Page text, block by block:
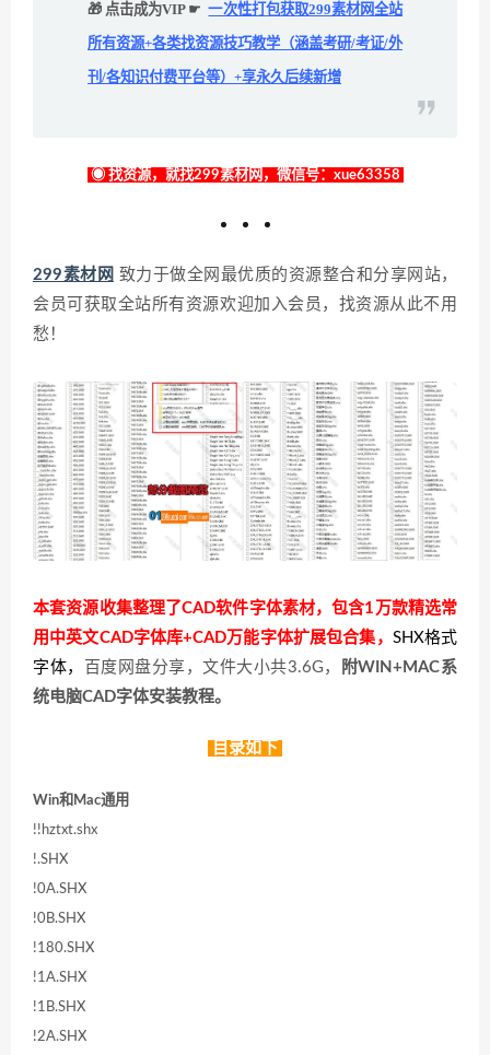
🎁 点击成为VIP ☛ 一次性打包获取299素材网全站
所有资源+各类找资源技巧教学（涵盖考研/考证/外
刊/各知识付费平台等）+享永久后续新增
◉ 找资源，就找299素材网，微信号：xue63358
299素材网 致力于做全网最优质的资源整合和分享网站，
会员可获取全站所有资源欢迎加入会员，找资源从此不用
愁！
本套资源收集整理了CAD软件字体素材，包含1万款精选常
用中英文CAD字体库+CAD万能字体扩展包合集， SHX格式
字体，
百度网盘分享，文件大小共3.6G，
附WIN+MAC系
统电脑CAD字体安装教程。
目录如下
Win和Mac通用
!!hztxt.shx
!.SHX
!0A.SHX
!0B.SHX
!180.SHX
!1A.SHX
!1B.SHX
!2A.SHX